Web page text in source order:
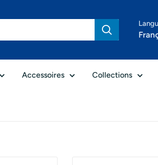
Accessoires Collections